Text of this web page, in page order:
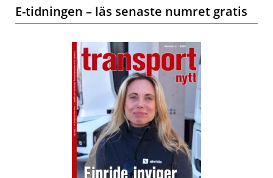
E-tidningen – läs senaste numret gratis